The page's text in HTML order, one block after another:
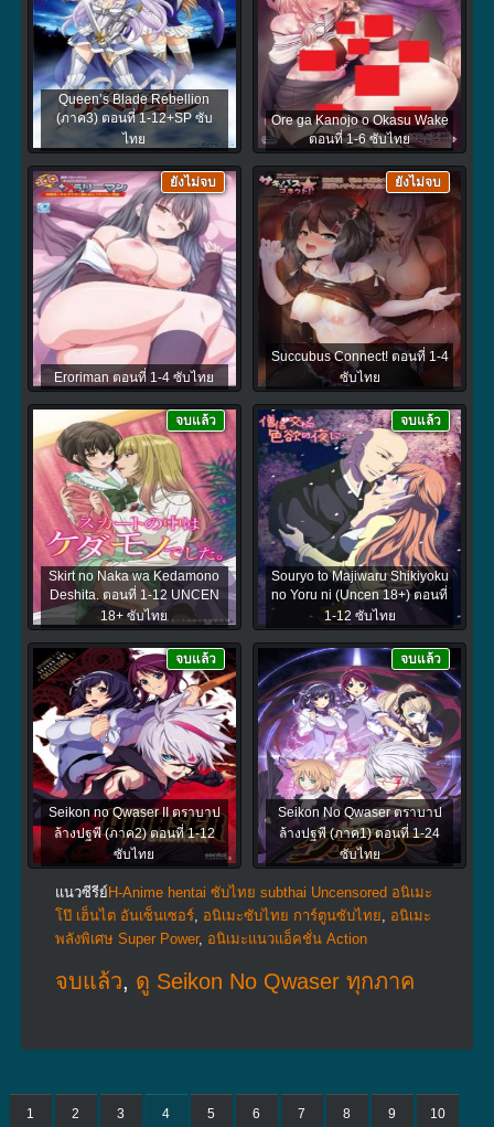
Queen’s Blade Rebellion
(ภาค3) ตอนที่ 1-12+SP ซับ
ไทย
Ore ga Kanojo o Okasu Wake
ตอนที่ 1-6 ซับไทย
Eroriman ตอนที่ 1-4 ซับไทย
ยังไม่จบ
Succubus Connect! ตอนที่ 1-4
ซับไทย
ยังไม่จบ
Skirt no Naka wa Kedamono
Deshita. ตอนที่ 1-12 UNCEN
18+ ซับไทย
จบแล้ว
Souryo to Majiwaru Shikiyoku
no Yoru ni (Uncen 18+) ตอนที่
1-12 ซับไทย
จบแล้ว
Seikon no Qwaser II ตราบาป
ล้างปฐพี (ภาค2) ตอนที่ 1-12
ซับไทย
จบแล้ว
Seikon No Qwaser ตราบาป
ล้างปฐพี (ภาค1) ตอนที่ 1-24
ซับไทย
จบแล้ว
แนวซีรีย์ H-Anime hentai ซับไทย subthai Uncensored อนิเมะ
โป๊ เฮ็นไต อันเซ็นเซอร์, อนิเมะซับไทย การ์ตูนซับไทย, อนิเมะ
พลังพิเศษ Super Power, อนิเมะแนวแอ็คชั่น Action
จบแล้ว, ดู Seikon No Qwaser ทุกภาค
1 2 3 4 5 6 7 8 9 10